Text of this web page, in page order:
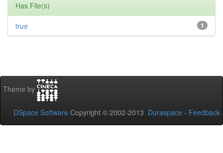
Has File(s)
1
true
Theme by
DSpace Software Copyright © 2002-2013 Duraspace - Feedback